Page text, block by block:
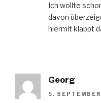
Ich wollte
davon
hiermit klappt
Georg
5.